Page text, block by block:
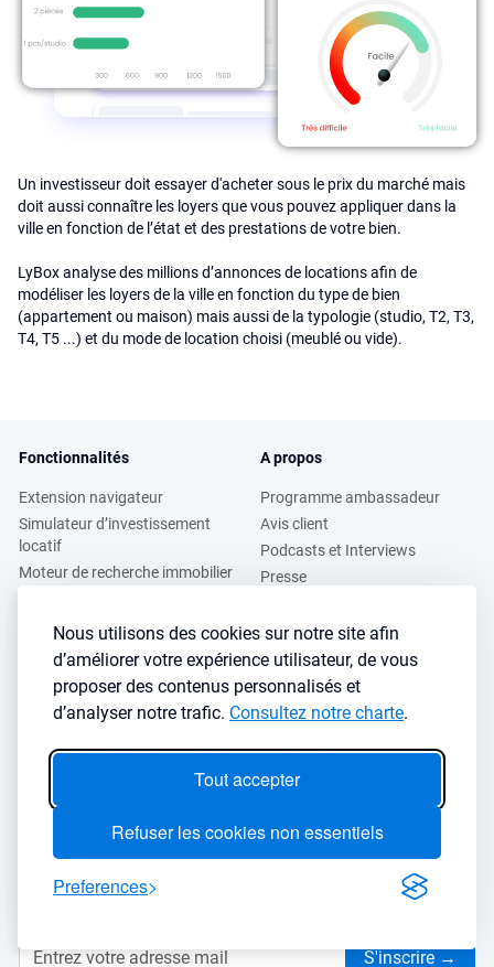
Nous utilisons des cookies sur notre site afin
d’améliorer votre expérience utilisateur, de vous
proposer des contenus personnalisés et
d’analyser notre trafic. Consultez notre charte.
Tout accepter
Refuser les cookies non essentiels
Preferences
Un investisseur doit essayer d'acheter sous le prix du marché mais
doit aussi connaître les loyers que vous pouvez appliquer dans la
ville en fonction de l’état et des prestations de votre bien.
LyBox analyse des millions d’annonces de locations afin de
modéliser les loyers de la ville en fonction du type de bien
(appartement ou maison) mais aussi de la typologie (studio, T2, T3,
T4, T5 ...) et du mode de location choisi (meublé ou vide).
Fonctionnalités
Extension navigateur
Simulateur d’investissement
locatif
Moteur de recherche immobilier
Blog investissement
Offres professionnels
A propos
Programme ambassadeur
Avis client
Podcasts et Interviews
Presse
Guides
Fiscalité immobilière
Crédit immobilier
Lybox vs DVF
Vous voulez apprendre à investir dans l’immobilier ?
S'inscrire →